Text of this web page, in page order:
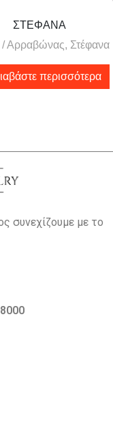
ΣΤΕΦΑΝΑ
/ Αρραβώνας, Στέφανα
περισσότερα
συνεχίζουμε με το